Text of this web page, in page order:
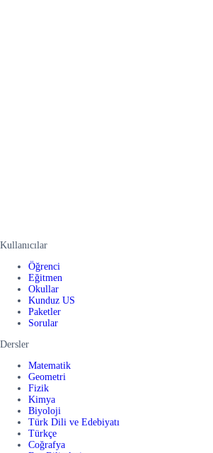
Kullanıcılar
Öğrenci
Eğitmen
Okullar
Kunduz US
Paketler
Sorular
Dersler
Matematik
Geometri
Fizik
Kimya
Biyoloji
Türk Dili ve Edebiyatı
Türkçe
Coğrafya